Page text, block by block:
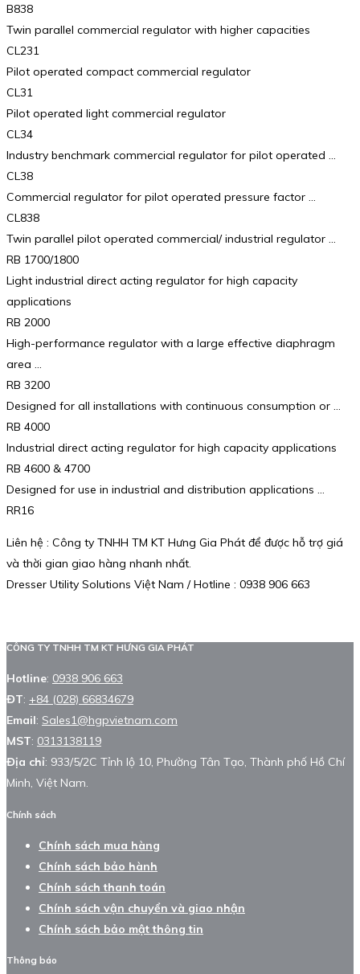
B838
Twin parallel commercial regulator with higher capacities
CL231
Pilot operated compact commercial regulator
CL31
Pilot operated light commercial regulator
CL34
Industry benchmark commercial regulator for pilot operated …
CL38
Commercial regulator for pilot operated pressure factor …
CL838
Twin parallel pilot operated commercial/ industrial regulator …
RB 1700/1800
Light industrial direct acting regulator for high capacity
applications
RB 2000
High-performance regulator with a large effective diaphragm
area …
RB 3200
Designed for all installations with continuous consumption or …
RB 4000
Industrial direct acting regulator for high capacity applications
RB 4600 & 4700
Designed for use in industrial and distribution applications …
RR16
Liên hệ : Công ty TNHH TM KT Hưng Gia Phát để được hỗ trợ giá
và thời gian giao hàng nhanh nhất.
Dresser Utility Solutions Việt Nam / Hotline : 0938 906 663
CÔNG TY TNHH TM KT HƯNG GIA PHÁT
Hotline: 0938 906 663
ĐT: +84 (028) 66834679
Email: Sales1@hgpvietnam.com
MST: 0313138119
Địa chỉ: 933/5/2C Tỉnh lộ 10, Phường Tân Tạo, Thành phố Hồ Chí
Minh, Việt Nam.
Chính sách
Chính sách mua hàng
Chính sách bảo hành
Chính sách thanh toán
Chính sách vận chuyển và giao nhận
Chính sách bảo mật thông tin
Thông báo